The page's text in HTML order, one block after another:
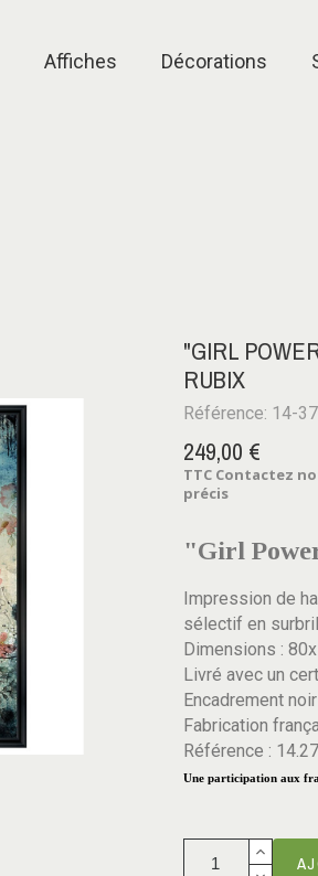
Affiches Décorations
"GIRL
RUBIX
Référence: 14-
249,00 €
TTC Contactez
précis
"Girl
Impression de
sélectif en
Dimensions :
Livré avec un
Encadrement
Fabrication
Référence :
Une participation aux